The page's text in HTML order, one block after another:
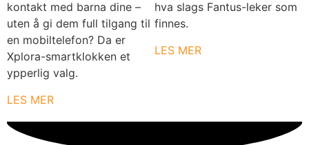
kontakt med barna dine –
uten å gi dem full tilgang til
en mobiltelefon? Da er
Xplora-smartklokken et
ypperlig valg.
LES MER
hva slags Fantus-leker som
finnes.
LES MER